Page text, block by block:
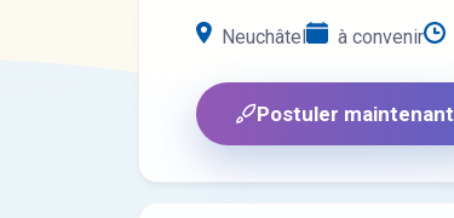
Neuchâtel à convenir
Postuler maintenant